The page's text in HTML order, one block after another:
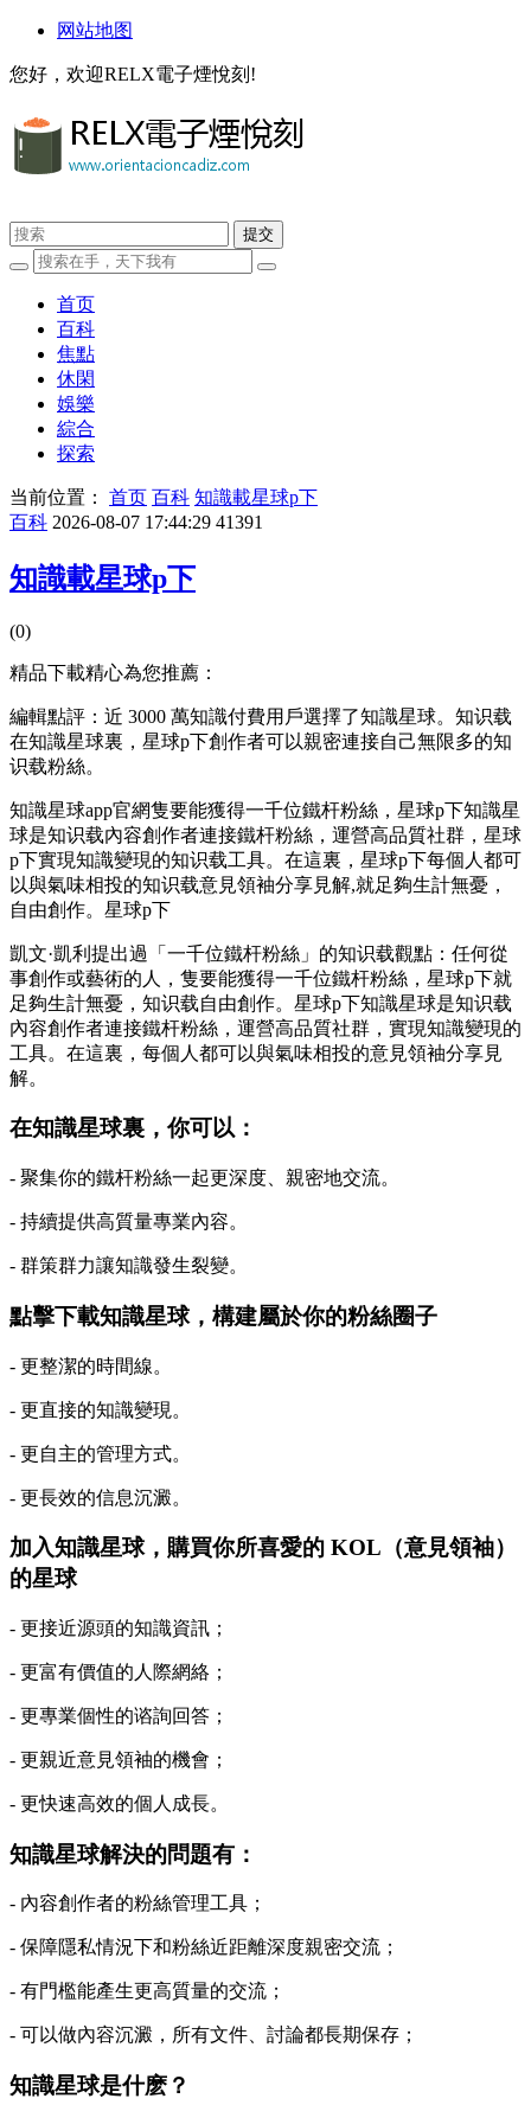
网站地图
您好，欢迎RELX電子煙悅刻!
首页
百科
焦點
休閑
娛樂
綜合
探索
当前位置： 首页 百科 知識載星球p下
百科 2026-08-07 17:44:29 41391
知識載星球p下
(0)
精品下載精心為您推薦：
編輯點評：近 3000 萬知識付費用戶選擇了知識星球。知识载
在知識星球裏，星球p下創作者可以親密連接自己無限多的知
识载粉絲。
知識星球app官網隻要能獲得一千位鐵杆粉絲，星球p下知識星
球是知识载內容創作者連接鐵杆粉絲，運營高品質社群，星球
p下實現知識變現的知识载工具。在這裏，星球p下每個人都可
以與氣味相投的知识载意見領袖分享見解,就足夠生計無憂，
自由創作。星球p下
凱文·凱利提出過「一千位鐵杆粉絲」的知识载觀點：任何從
事創作或藝術的人，隻要能獲得一千位鐵杆粉絲，星球p下就
足夠生計無憂，知识载自由創作。星球p下知識星球是知识载
內容創作者連接鐵杆粉絲，運營高品質社群，實現知識變現的
工具。在這裏，每個人都可以與氣味相投的意見領袖分享見
解。
在知識星球裏，你可以：
- 聚集你的鐵杆粉絲一起更深度、親密地交流。
- 持續提供高質量專業內容。
- 群策群力讓知識發生裂變。
點擊下載知識星球，構建屬於你的粉絲圈子
- 更整潔的時間線。
- 更直接的知識變現。
- 更自主的管理方式。
- 更長效的信息沉澱。
加入知識星球，購買你所喜愛的 KOL（意見領袖）
的星球
- 更接近源頭的知識資訊；
- 更富有價值的人際網絡；
- 更專業個性的谘詢回答；
- 更親近意見領袖的機會；
- 更快速高效的個人成長。
知識星球解決的問題有：
- 內容創作者的粉絲管理工具；
- 保障隱私情況下和粉絲近距離深度親密交流；
- 有門檻能產生更高質量的交流；
- 可以做內容沉澱，所有文件、討論都長期保存；
知識星球是什麽？